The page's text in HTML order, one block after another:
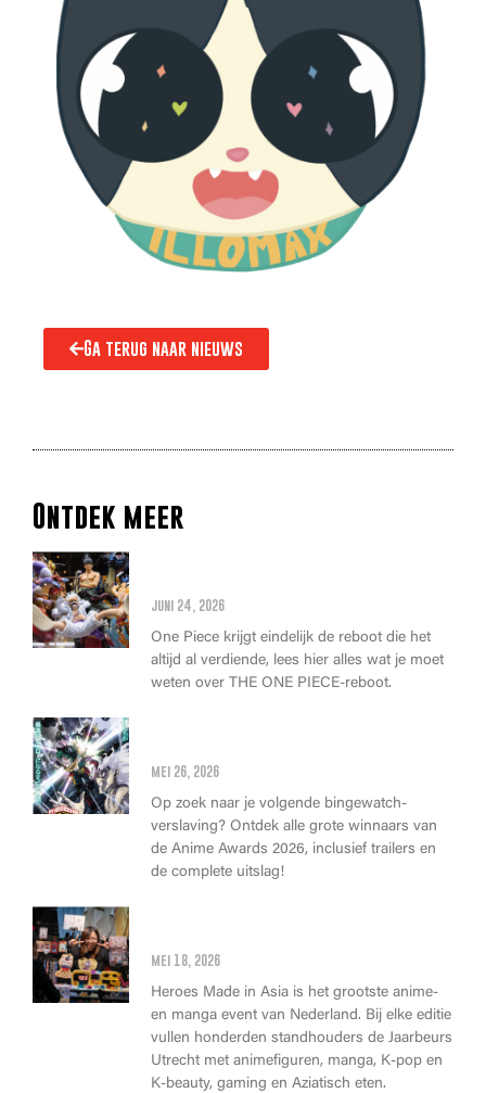
Ga terug naar nieuws
Ontdek meer
juni 24, 2026
One Piece krijgt eindelijk de reboot die het
altijd al verdiende, lees hier alles wat je moet
weten over THE ONE PIECE-reboot.
mei 26, 2026
Op zoek naar je volgende bingewatch-
verslaving? Ontdek alle grote winnaars van
de Anime Awards 2026, inclusief trailers en
de complete uitslag!
mei 18, 2026
Heroes Made in Asia is het grootste anime-
en manga event van Nederland. Bij elke editie
vullen honderden standhouders de Jaarbeurs
Utrecht met animefiguren, manga, K-pop en
K-beauty, gaming en Aziatisch eten.